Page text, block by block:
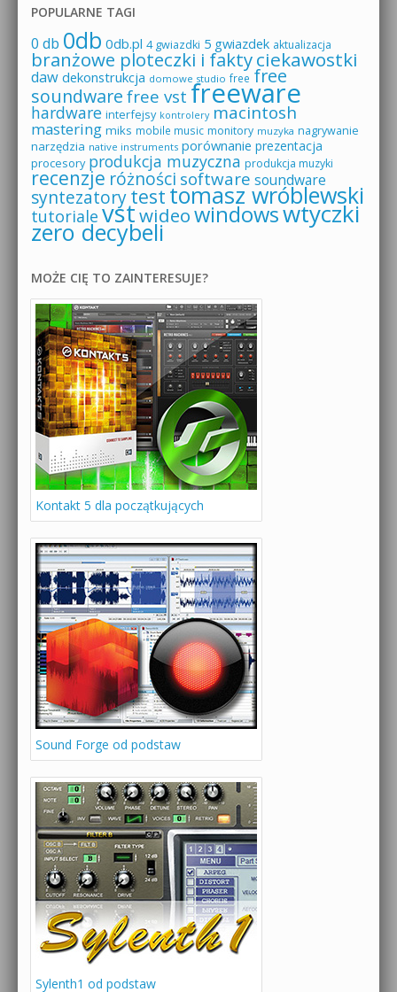
POPULARNE TAGI
0 db 0db 0db.pl 4 gwiazdki 5 gwiazdek aktualizacja
branżowe ploteczki i faktyciekawostki
daw dekonstrukcja domowe studio free free
soundware free vst freeware
hardware interfejsy kontrolery macintosh
mastering miks mobile music monitory muzyka nagrywanie
narzędzia native instruments porównanie prezentacja
procesory produkcja muzyczna produkcja muzyki
recenzje różności software soundware
syntezatorytesttomasz wróblewski
tutoriale vstwideowindowswtyczki
zero decybeli
MOŻE CIĘ TO ZAINTERESUJE?
Kontakt 5 dla początkujących
Sound Forge od podstaw
Sylenth1 od podstaw